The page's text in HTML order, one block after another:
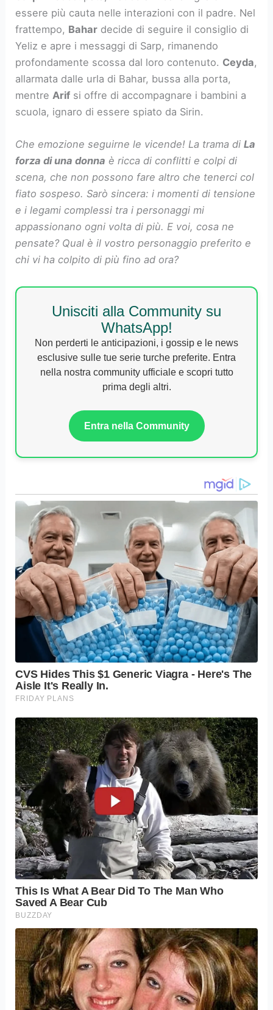
essere più cauta nelle interazioni con il padre. Nel
frattempo, Bahar decide di seguire il consiglio di
Yeliz e apre i messaggi di Sarp, rimanendo
profondamente scossa dal loro contenuto. Ceyda,
allarmata dalle urla di Bahar, bussa alla porta,
mentre Arif si offre di accompagnare i bambini a
scuola, ignaro di essere spiato da Sirin.
Che emozione seguirne le vicende! La trama diLa
forza di una donna è ricca di conflitti e colpi di
scena, che non possono fare altro che tenerci col
fiato sospeso. Sarò sincera: i momenti di tensione
e i legami complessi tra i personaggi mi
appassionano ogni volta di più. E voi, cosa ne
pensate? Qual è il vostro personaggio preferito e
chi vi ha colpito di più fino ad ora?
Unisciti alla Community su
WhatsApp!
Non perderti le anticipazioni, i gossip e le news
esclusive sulle tue serie turche preferite. Entra
nella nostra community ufficiale e scopri tutto
prima degli altri.
Entra nella Community